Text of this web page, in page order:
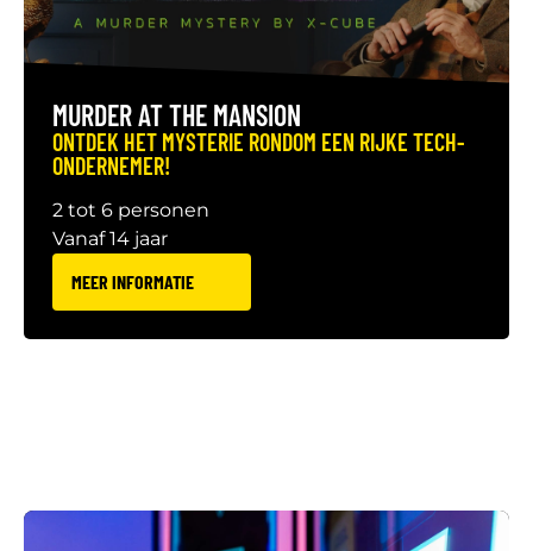
MURDER AT THE MANSION
ONTDEK HET MYSTERIE RONDOM EEN RIJKE TECH-
ONDERNEMER!
2 tot 6 personen
Vanaf 14 jaar
MEER INFORMATIE